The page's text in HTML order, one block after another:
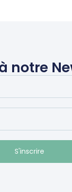
notre
S'inscrire